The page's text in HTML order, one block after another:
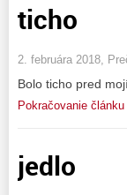
ticho
2. februára 2018,
Bolo ticho pred
Pokračovanie článku
jedlo